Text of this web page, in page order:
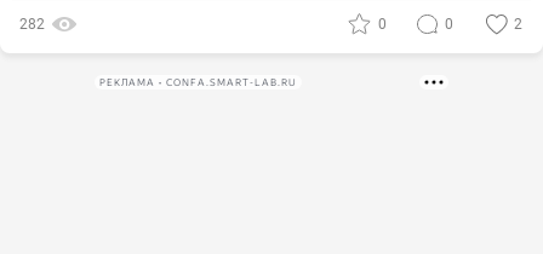
282 0 0 2
РЕКЛАМА • CONFA.SMART-LAB.RU